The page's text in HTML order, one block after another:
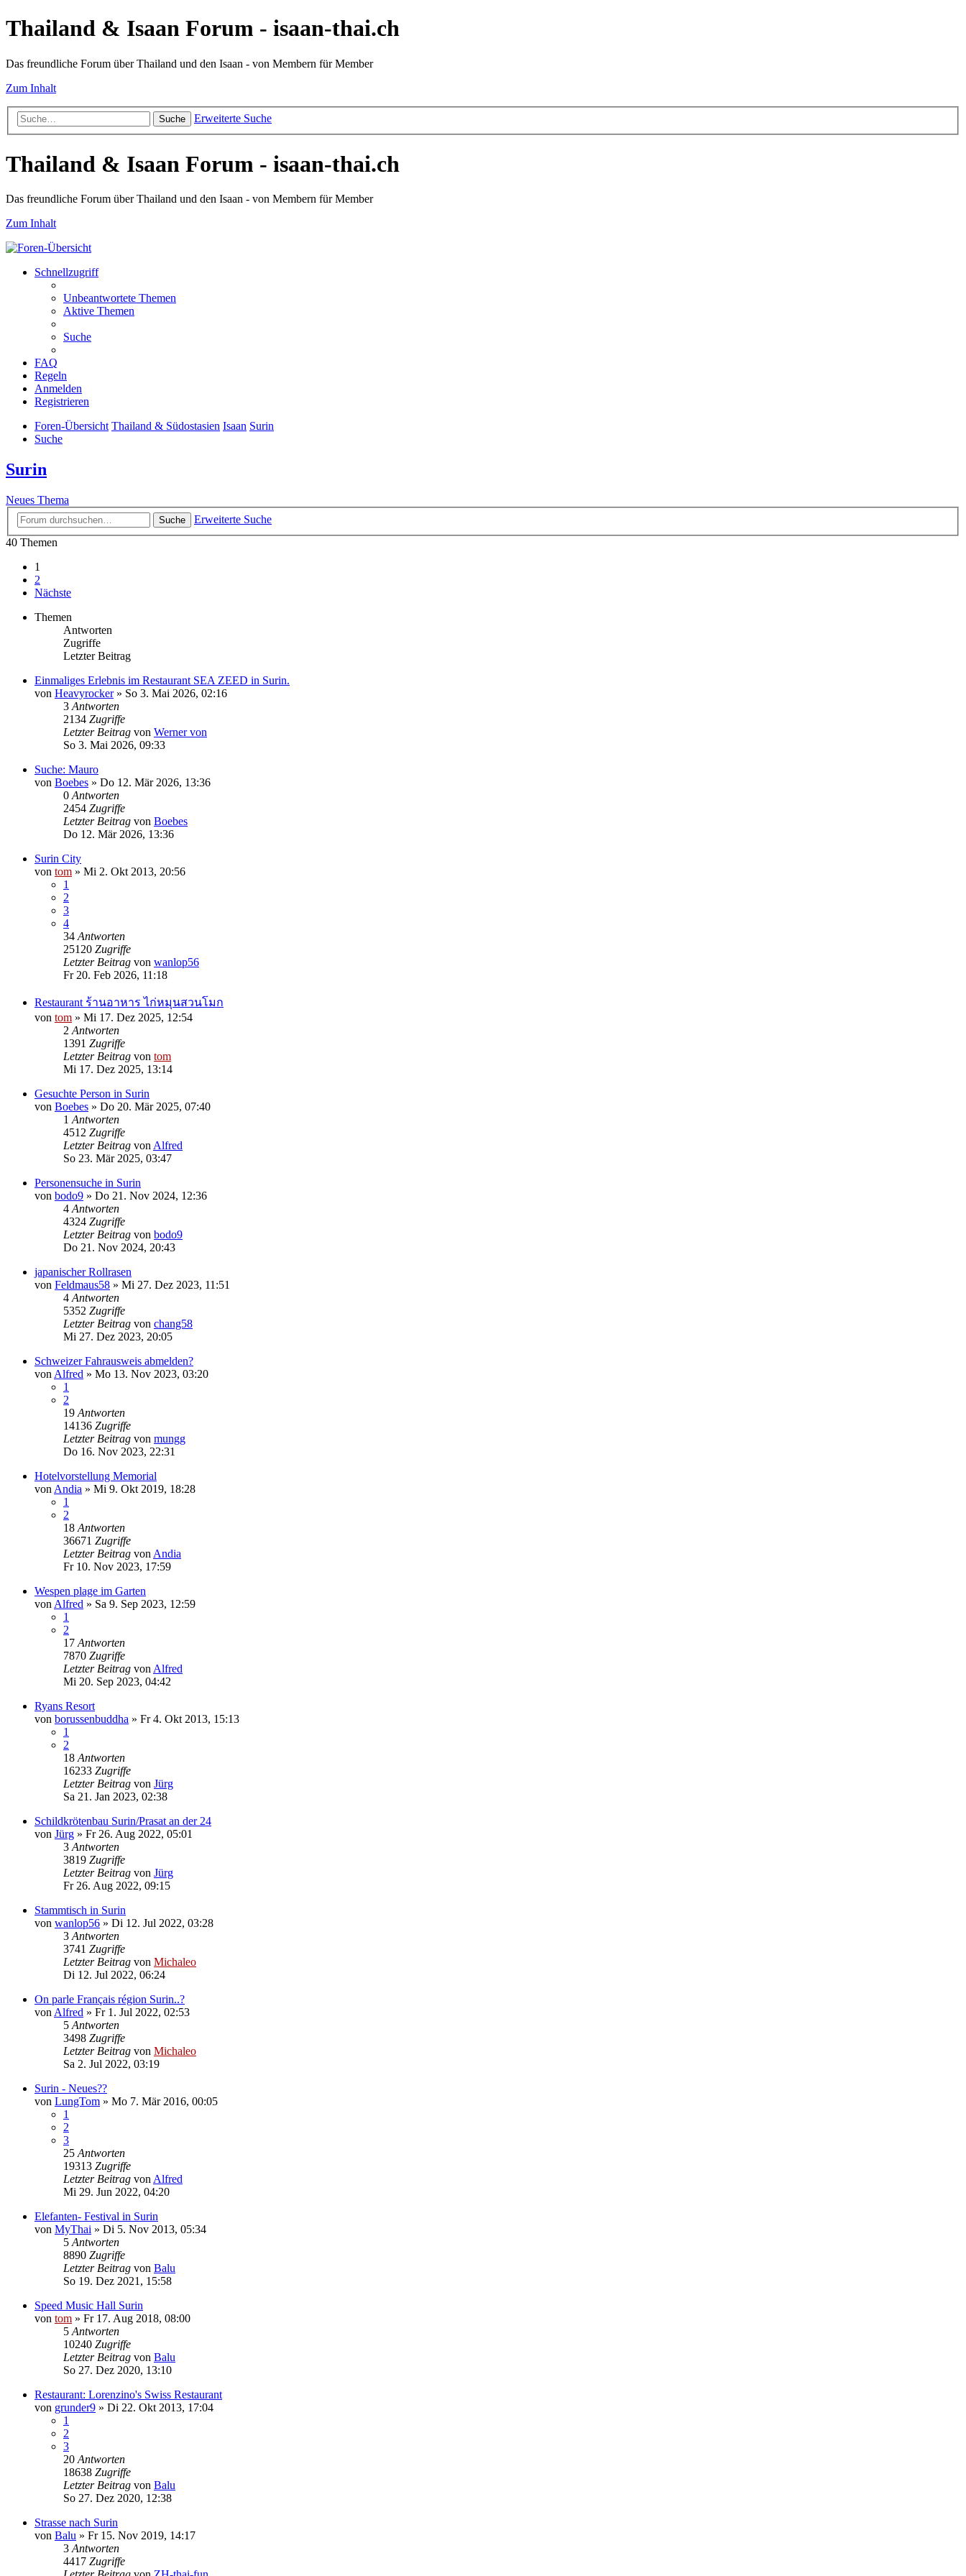
Thailand & Isaan Forum - isaan-thai.ch
Das freundliche Forum über Thailand und den Isaan - von Membern für Member
Zum Inhalt
Suche Erweiterte Suche
Thailand & Isaan Forum - isaan-thai.ch
Das freundliche Forum über Thailand und den Isaan - von Membern für Member
Zum Inhalt
Schnellzugriff
Unbeantwortete Themen
Aktive Themen
Suche
FAQ
Regeln
Anmelden
Registrieren
Foren-Übersicht Thailand & Südostasien Isaan Surin
Suche
Surin
Neues Thema
Suche
Erweiterte Suche
40 Themen
1
2
Nächste
Themen
Antworten
Zugriffe
Letzter Beitrag
Einmaliges Erlebnis im Restaurant SEA ZEED in Surin.
von Heavyrocker» So 3. Mai 2026, 02:16
3 Antworten
2134 Zugriffe
Letzter Beitrag von Werner von
So 3. Mai 2026, 09:33
Suche: Mauro
von Boebes » Do 12. Mär 2026, 13:36
0 Antworten
2454 Zugriffe
Letzter Beitrag von Boebes
Do 12. Mär 2026, 13:36
Surin City
von tom » Mi 2. Okt 2013, 20:56
1
2
3
4
34 Antworten
25120 Zugriffe
Letzter Beitrag von wanlop56
Fr 20. Feb 2026, 11:18
Restaurant ร้านอาหาร ไก่หมุนสวนโมก
von tom » Mi 17. Dez 2025, 12:54
2 Antworten
1391 Zugriffe
Letzter Beitrag von tom
Mi 17. Dez 2025, 13:14
Gesuchte Person in Surin
von Boebes » Do 20. Mär 2025, 07:40
1 Antworten
4512 Zugriffe
Letzter Beitrag von Alfred
So 23. Mär 2025, 03:47
Personensuche in Surin
von bodo9 » Do 21. Nov 2024, 12:36
4 Antworten
4324 Zugriffe
Letzter Beitrag von bodo9
Do 21. Nov 2024, 20:43
japanischer Rollrasen
von Feldmaus58 » Mi 27. Dez 2023, 11:51
4 Antworten
5352 Zugriffe
Letzter Beitrag von chang58
Mi 27. Dez 2023, 20:05
Schweizer Fahrausweis abmelden?
von Alfred » Mo 13. Nov 2023, 03:20
1
2
19 Antworten
14136 Zugriffe
Letzter Beitrag von mungg
Do 16. Nov 2023, 22:31
Hotelvorstellung Memorial
von Andia » Mi 9. Okt 2019, 18:28
1
2
18 Antworten
36671 Zugriffe
Letzter Beitrag von Andia
Fr 10. Nov 2023, 17:59
Wespen plage im Garten
von Alfred » Sa 9. Sep 2023, 12:59
1
2
17 Antworten
7870 Zugriffe
Letzter Beitrag von Alfred
Mi 20. Sep 2023, 04:42
Ryans Resort
von borussenbuddha » Fr 4. Okt 2013, 15:13
1
2
18 Antworten
16233 Zugriffe
Letzter Beitrag von Jürg
Sa 21. Jan 2023, 02:38
Schildkrötenbau Surin/Prasat an der 24
von Jürg » Fr 26. Aug 2022, 05:01
3 Antworten
3819 Zugriffe
Letzter Beitrag von Jürg
Fr 26. Aug 2022, 09:15
Stammtisch in Surin
von wanlop56 » Di 12. Jul 2022, 03:28
3 Antworten
3741 Zugriffe
Letzter Beitrag von Michaleo
Di 12. Jul 2022, 06:24
On parle Français région Surin..?
von Alfred » Fr 1. Jul 2022, 02:53
5 Antworten
3498 Zugriffe
Letzter Beitrag von Michaleo
Sa 2. Jul 2022, 03:19
Surin - Neues??
von LungTom » Mo 7. Mär 2016, 00:05
1
2
3
25 Antworten
19313 Zugriffe
Letzter Beitrag von Alfred
Mi 29. Jun 2022, 04:20
Elefanten- Festival in Surin
von MyThai » Di 5. Nov 2013, 05:34
5 Antworten
8890 Zugriffe
Letzter Beitrag von Balu
So 19. Dez 2021, 15:58
Speed Music Hall Surin
von tom » Fr 17. Aug 2018, 08:00
5 Antworten
10240 Zugriffe
Letzter Beitrag von Balu
So 27. Dez 2020, 13:10
Restaurant: Lorenzino's Swiss Restaurant
von grunder9 » Di 22. Okt 2013, 17:04
1
2
3
20 Antworten
18638 Zugriffe
Letzter Beitrag von Balu
So 27. Dez 2020, 12:38
Strasse nach Surin
von Balu » Fr 15. Nov 2019, 14:17
3 Antworten
4417 Zugriffe